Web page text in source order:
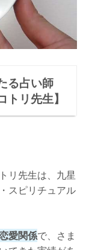
る占い師
トリ先生】
リ先生は、九星
スピリチュアル
愛関係で、さま